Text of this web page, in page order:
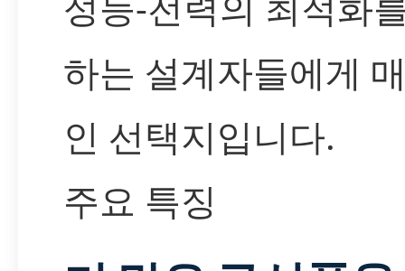
하는 설계자들에게
인 선택지입니다.
주요 특징